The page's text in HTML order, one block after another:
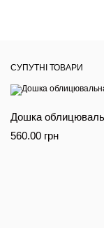
СУПУТНІ ТОВАРИ
Дошка
560.00 грн